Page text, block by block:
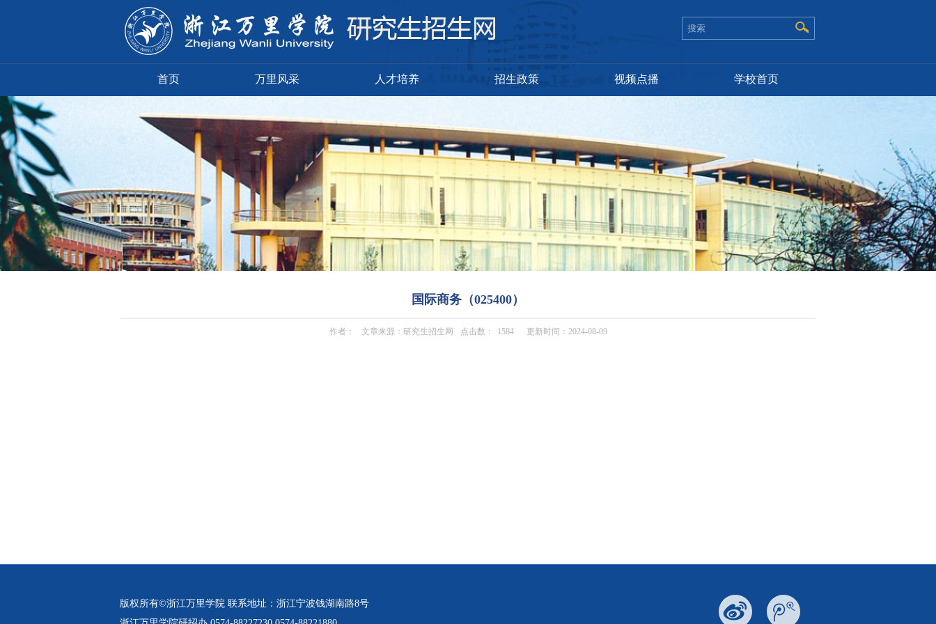
首页 万里风采 人才培养 招生政策 视频点播 学校首页
国际商务（025400）
作者： 文章来源：研究生招生网 点击数： 1584 更新时间：2024-08-09
版权所有©浙江万里学院 联系地址：浙江宁波钱湖南路8号